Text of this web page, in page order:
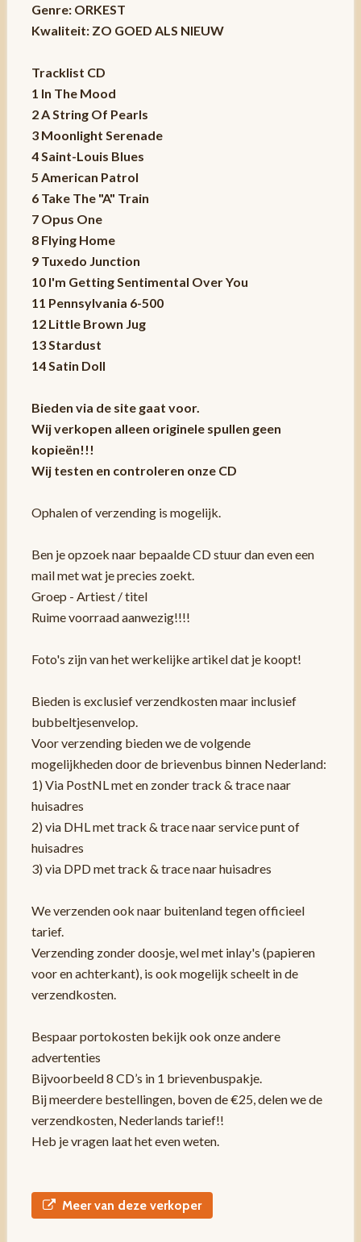
Genre: ORKEST
Kwaliteit: ZO GOED ALS NIEUW
Tracklist CD
1 In The Mood
2 A String Of Pearls
3 Moonlight Serenade
4 Saint-Louis Blues
5 American Patrol
6 Take The "A" Train
7 Opus One
8 Flying Home
9 Tuxedo Junction
10 I'm Getting Sentimental Over You
11 Pennsylvania 6-500
12 Little Brown Jug
13 Stardust
14 Satin Doll
Bieden via de site gaat voor.
Wij verkopen alleen originele spullen geen
kopieën!!!
Wij testen en controleren onze CD
Ophalen of verzending is mogelijk.
Ben je opzoek naar bepaalde CD stuur dan even een
mail met wat je precies zoekt.
Groep - Artiest / titel
Ruime voorraad aanwezig!!!!
Foto's zijn van het werkelijke artikel dat je koopt!
Bieden is exclusief verzendkosten maar inclusief
bubbeltjesenvelop.
Voor verzending bieden we de volgende
mogelijkheden door de brievenbus binnen Nederland:
1) Via PostNL met en zonder track & trace naar
huisadres
2) via DHL met track & trace naar service punt of
huisadres
3) via DPD met track & trace naar huisadres
We verzenden ook naar buitenland tegen officieel
tarief.
Verzending zonder doosje, wel met inlay's (papieren
voor en achterkant), is ook mogelijk scheelt in de
verzendkosten.
Bespaar portokosten bekijk ook onze andere
advertenties
Bijvoorbeeld 8 CD’s in 1 brievenbuspakje.
Bij meerdere bestellingen, boven de €25, delen we de
verzendkosten, Nederlands tarief!!
Heb je vragen laat het even weten.
Meer van deze verkoper